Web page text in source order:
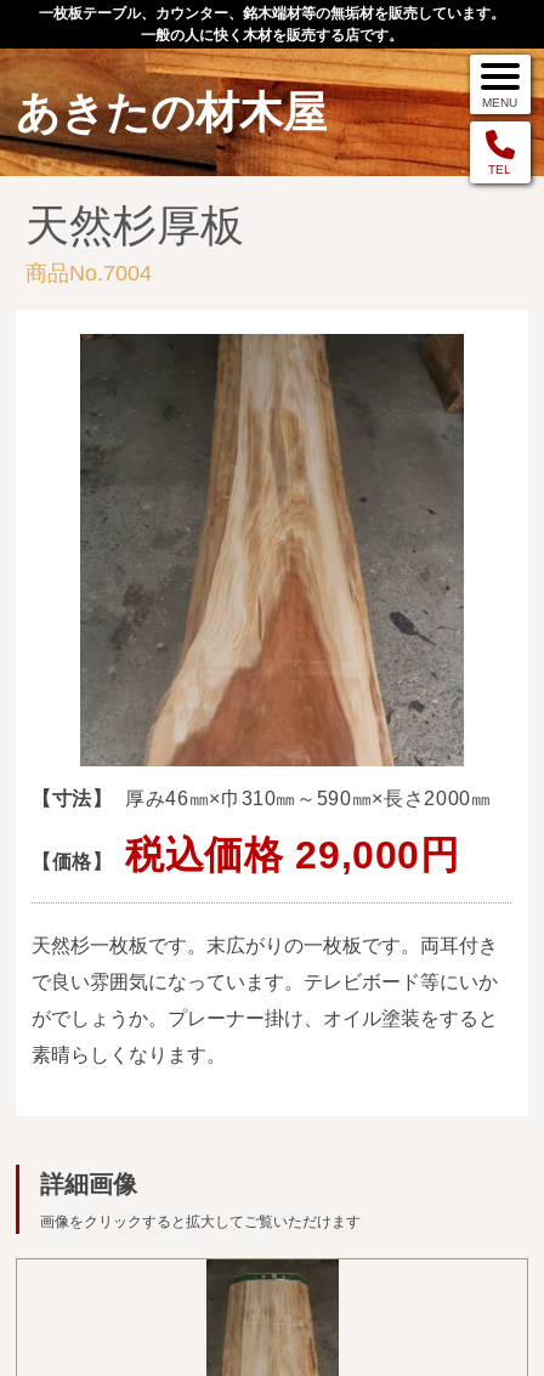
一枚板テーブル、カウンター、銘木端材等の無垢材を販売しています。
一般の人に快く木材を販売する店です。
あきたの材木屋
TEL
MENU
商品検索
メニュー
TOP
作品例
手作りオーダー家具
お問い合わせ
お買い物の流れ
送料・お支払い方法について
ご注文前の注意点
Attention
before ordering
一枚板を直販できる店
オイル塗装の
メンテナンスについて
オーダー加工について
当店の考え方
天然杉厚板
商品No.7004
【寸法】 厚み46㎜×巾310㎜～590㎜×長さ2000㎜
【価格】 税込価格 29,000円
天然杉一枚板です。末広がりの一枚板です。両耳付き
で良い雰囲気になっています。テレビボード等にいか
がでしょうか。プレーナー掛け、オイル塗装をすると
素晴らしくなります。
詳細画像
画像をクリックすると拡大してご覧いただけます